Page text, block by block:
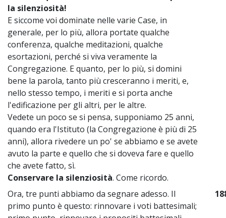
la silenziosità!
E siccome voi dominate nelle varie Case, in
generale, per lo più, allora portate qualche
conferenza, qualche meditazioni, qualche
esortazioni, perché si viva veramente la
Congregazione. E quanto, per lo più, si domini
bene la parola, tanto più cresceranno i meriti, e,
nello stesso tempo, i meriti e si porta anche
l'edificazione per gli altri, per le altre.
Vedete un poco se si pensa, supponiamo 25 anni,
quando era l'Istituto (la Congregazione è più di 25
anni), allora rivedere un po' se abbiamo e se avete
avuto la parte e quello che si doveva fare e quello
che avete fatto, sì.
Conservare la silenziosità. Come ricordo.
Ora, tre punti abbiamo da segnare adesso. Il
primo punto è questo: rinnovare i voti battesimali;